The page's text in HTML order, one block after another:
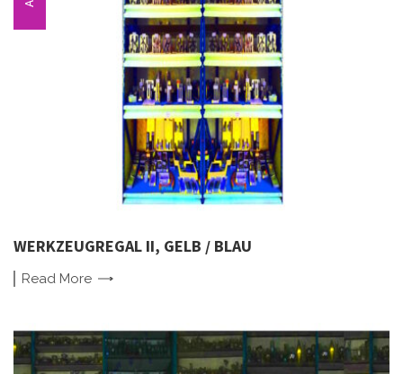
WERKZEUGREGAL II, GELB / BLAU
Read More